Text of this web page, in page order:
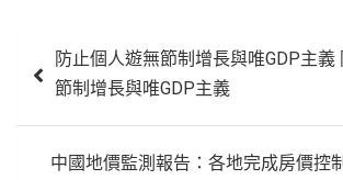
章
防止個人遊無節制增長與唯GDP主義
節制增長與唯GDP主義
中國地價監測報告：各地完成房價控